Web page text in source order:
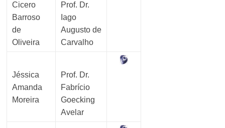
Cicero
Barroso
de
Oliveira
Prof. Dr.
Iago
Augusto de
Carvalho
Jéssica
Amanda
Moreira
Prof. Dr.
Fabrício
Goecking
Avelar